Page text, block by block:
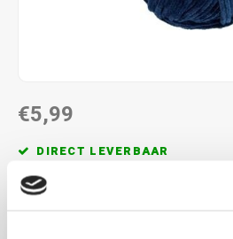
€5,99
DIRECT LEVERBAAR
Chenille garen om te haken en